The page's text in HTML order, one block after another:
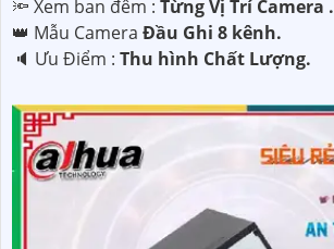
🔦 Xem ban đêm : Từng Vị Trí Camera .
👑 Mẫu Camera Đầu Ghi 8 kênh.
️🔈 Ưu Điểm : Thu hình Chất Lượng.